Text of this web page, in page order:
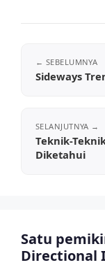
Sideways
Teknik-
Diketahui
Satu
Directional